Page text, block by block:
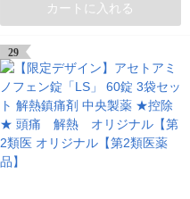
カートに入れる
29